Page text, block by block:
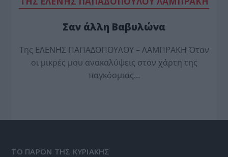
Σαν άλλη Βαβυλώνα
Της ΕΛΕΝΗΣ ΠΑΠΑΔΟΠΟΥΛΟΥ – ΛΑΜΠΡΑΚΗ Όταν
οι μικρές μου ανακαλύψεις στον χάρτη της
παγκόσμιας…
ΤΟ ΠΑΡΟΝ ΤΗΣ ΚΥΡΙΑΚΗΣ